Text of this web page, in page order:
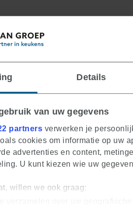
Details
van uw gegevens
partners verwerken je
cookies om informatie op uw
advertenties en content,
U kunt kiezen wie uw
willen we ook graag: